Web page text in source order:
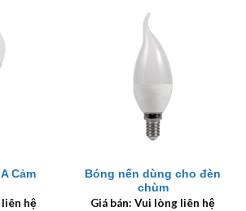
Cảm
liên hệ
Bóng nến dùng cho đèn
chùm
Giá bán: Vui lòng liên hệ